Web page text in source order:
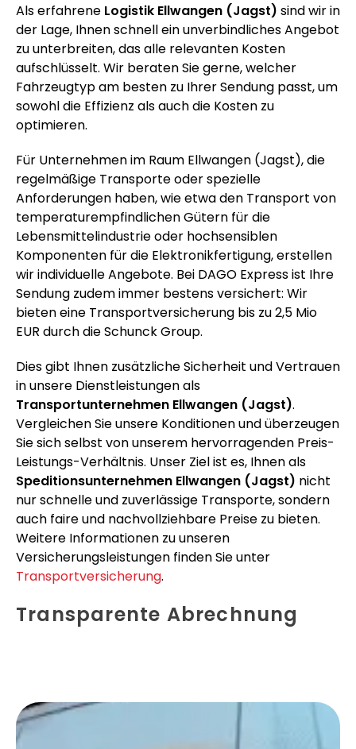
Als erfahrene Logistik Ellwangen (Jagst) sind wir in
der Lage, Ihnen schnell ein unverbindliches Angebot
zu unterbreiten, das alle relevanten Kosten
aufschlüsselt. Wir beraten Sie gerne, welcher
Fahrzeugtyp am besten zu Ihrer Sendung passt, um
sowohl die Effizienz als auch die Kosten zu
optimieren.
Für Unternehmen im Raum Ellwangen (Jagst), die
regelmäßige Transporte oder spezielle
Anforderungen haben, wie etwa den Transport von
temperaturempfindlichen Gütern für die
Lebensmittelindustrie oder hochsensiblen
Komponenten für die Elektronikfertigung, erstellen
wir individuelle Angebote. Bei DAGO Express ist Ihre
Sendung zudem immer bestens versichert: Wir
bieten eine Transportversicherung bis zu 2,5 Mio
EUR durch die Schunck Group.
Dies gibt Ihnen zusätzliche Sicherheit und Vertrauen
in unsere Dienstleistungen als
Transportunternehmen Ellwangen (Jagst).
Vergleichen Sie unsere Konditionen und überzeugen
Sie sich selbst von unserem hervorragenden Preis-
Leistungs-Verhältnis. Unser Ziel ist es, Ihnen als
Speditionsunternehmen Ellwangen (Jagst) nicht
nur schnelle und zuverlässige Transporte, sondern
auch faire und nachvollziehbare Preise zu bieten.
Weitere Informationen zu unseren
Versicherungsleistungen finden Sie unter
Transportversicherung.
Transparente Abrechnung